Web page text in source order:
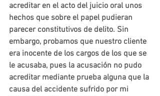
acreditar en el acto del juicio oral unos
hechos que sobre el papel pudieran
parecer constitutivos de delito. Sin
embargo, probamos que nuestro cliente
era inocente de los cargos de los que se
le acusaba, pues la acusación no pudo
acreditar mediante prueba alguna que la
causa del accidente sufrido por mi